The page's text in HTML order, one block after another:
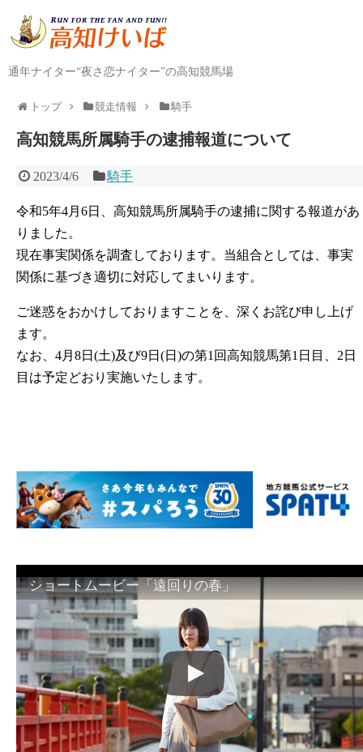
通年ナイター“夜さ恋ナイター”の高知競馬場
トップ 競走情報 騎手
高知競馬所属騎手の逮捕報道について
2023/4/6 騎手
令和5年4月6日、高知競馬所属騎手の逮捕に関する報道があ
りました。
現在事実関係を調査しております。当組合としては、事実
関係に基づき適切に対応してまいります。
ご迷惑をおかけしておりますことを、深くお詫び申し上げ
ます。
なお、4月8日(土)及び9日(日)の第1回高知競馬第1日目、2日
目は予定どおり実施いたします。
ショートムービー「遠回りの春」